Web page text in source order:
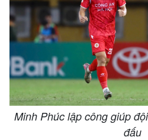
Minh Phúc lập công giúp
đấu